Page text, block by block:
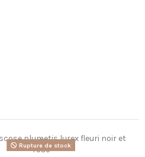
Rupture de stock